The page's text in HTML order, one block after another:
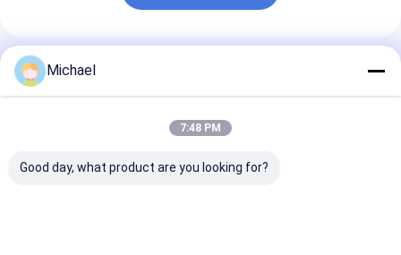
Productos Recomendados
Michael
7:48 PM
Good day, what product are you looking for?